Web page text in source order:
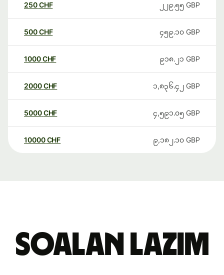
250CHF ၂၂၉.၅၅ GBP
500CHF ၄၅၉.၁၀ GBP
1000CHF ၉၁၈.၂၁ GBP
2000CHF ၁,၈၃၆.၄၂ GBP
5000CHF ၄,၅၉၁.၀၅ GBP
10000 CHF ၉,၁၈၂.၁၀ GBP
Soalan Lazim